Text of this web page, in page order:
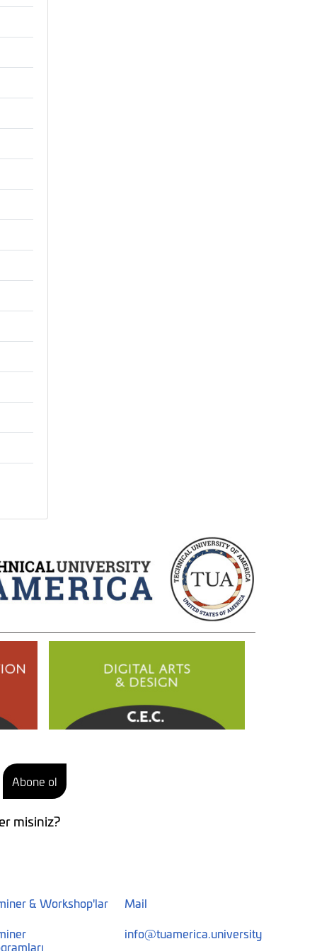
Abone ol
misiniz?
& Workshop'lar
Mail
info@tuamerica.university